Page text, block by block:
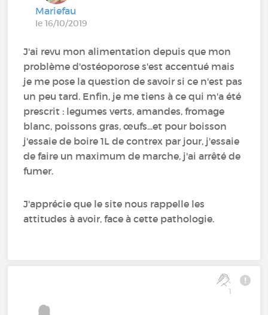
Mariefau
le 16/10/2019
J'ai revu mon alimentation depuis que mon
problème d'ostéoporose s'est accentué mais
je me pose la question de savoir si ce n'est pas
un peu tard. Enfin, je me tiens à ce qui m'a été
prescrit : legumes verts, amandes, fromage
blanc, poissons gras, œufs...et pour boisson
j'essaie de boire 1L de contrex par jour, j'essaie
de faire un maximum de marche, j'ai arrêté de
fumer.
J'apprécie que le site nous rappelle les
attitudes à avoir, face à cette pathologie.
1